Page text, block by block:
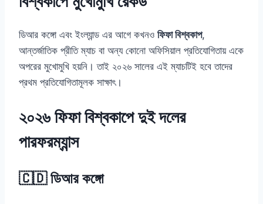
ডিআর কঙ্গো এবং ইংল্যান্ড এর আগে কখনও ফিফা বিশ্বকাপ,
আন্তর্জাতিক প্রীতি ম্যাচ বা অন্য কোনো অফিসিয়াল প্রতিযোগিতায় একে
অপরের মুখোমুখি হয়নি। তাই ২০২৬ সালের এই ম্যাচটিই হবে তাদের
প্রথম প্রতিযোগিতামূলক সাক্ষাৎ।
২০২৬ ফিফা বিশ্বকাপে দুই দলের
পারফরম্যান্স
🇨🇩 ডিআর কঙ্গো